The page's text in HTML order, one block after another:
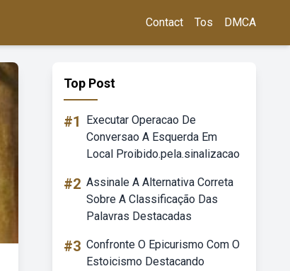
Contact Tos DMCA
Top Post
#1
Executar Operacao De
Conversao A Esquerda Em
Local Proibido.pela.sinalizacao
#2 Assinale A Alternativa Correta
Sobre A Classificação Das
Palavras Destacadas
#3 Confronte O Epicurismo Com O
Estoicismo Destacando